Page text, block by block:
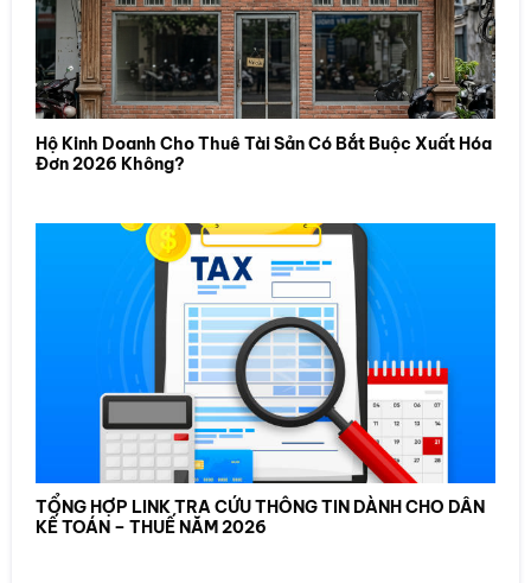
Hộ Kinh Doanh Cho Thuê Tài Sản Có Bắt Buộc Xuất Hóa
Đơn 2026 Không?
TỔNG HỢP LINK TRA CỨU THÔNG TIN DÀNH CHO DÂN
KẾ TOÁN – THUẾ NĂM 2026